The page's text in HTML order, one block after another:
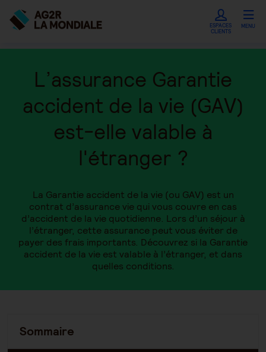
ESPACES
CLIENTS
MENU
L’assurance Garantie
accident de la vie (GAV)
est-elle valable à
l'étranger ?
La Garantie accident de la vie (ou GAV) est un
contrat d’assurance vie qui vous couvre en cas
d’accident de la vie quotidienne. Lors d’un séjour à
l’étranger, cette assurance peut vous éviter de
payer des frais importants. Découvrez si la Garantie
accident de la vie est valable à l’étranger, et dans
quelles conditions.
Sommaire